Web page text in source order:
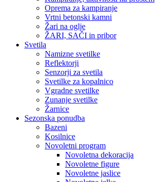
Oprema za kampiranje
Vrtni betonski kamni
Žari na oglje
ŽARI, SAČI in pribor
Svetila
Namizne svetilke
Reflektorji
Senzorji za svetila
Svetilke za kopalnico
Vgradne svetilke
Zunanje svetilke
Žarnice
Sezonska ponudba
Bazeni
Kosilnice
Novoletni program
Novoletna dekoracija
Novoletne figure
Novoletne jaslice